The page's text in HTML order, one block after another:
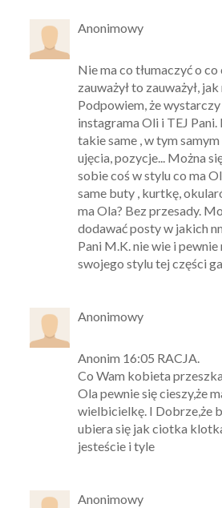
Anonimowy
Nie ma co tłumaczyć o
zauważył to zauważył,
Podpowiem, że
instagrama Oli i TEJ
takie same , w tym
ujęcia, pozycje... Można
sobie coś w stylu co ma
same buty , kurtkę,
ma Ola? Bez przesady.
dodawać posty w jakich
Pani M.K. nie wie i pewnie
swojego stylu tej części
Anonimowy
Anonim 16:05 RACJA.
Co Wam kobieta
Ola pewnie się cieszy,że
wielbicielkę. I Dobrze,że
ubiera się jak ciotka
jesteście i tyle
Anonimowy